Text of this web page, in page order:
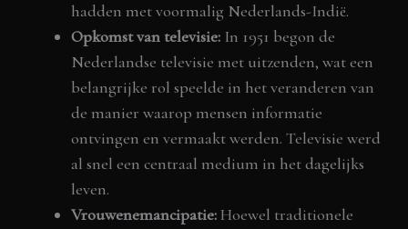
hadden met voormalig Nederlands-Indië.
Opkomst van televisie: In 1951 begon de
Nederlandse televisie met uitzenden, wat een
belangrijke rol speelde in het veranderen van
de manier waarop mensen informatie
ontvingen en vermaakt werden. Televisie werd
al snel een centraal medium in het dagelijks
leven.
Vrouwenemancipatie: Hoewel traditionele